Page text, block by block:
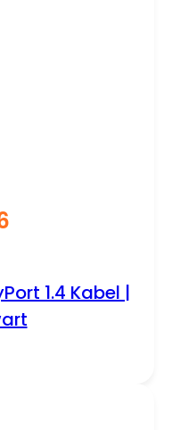
1.4 Kabel |